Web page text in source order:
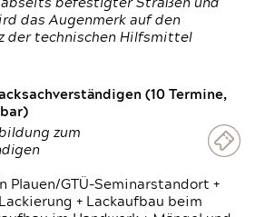
befestigter Straßen und
das Augenmerk auf den
der technischen Hilfsmittel
(10 Termine,
zum
Plauen/GTÜ-Seminarstandort +
+ Lackaufbau beim